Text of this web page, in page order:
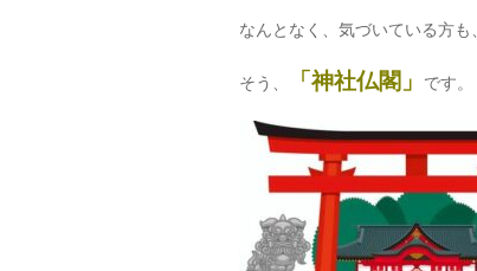
なんとなく、気づいている方も
そう、 「神社仏閣」 です。